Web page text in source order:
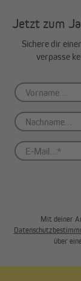
Jetzt zum
Sichere dir
verpasse
Mit deiner
über